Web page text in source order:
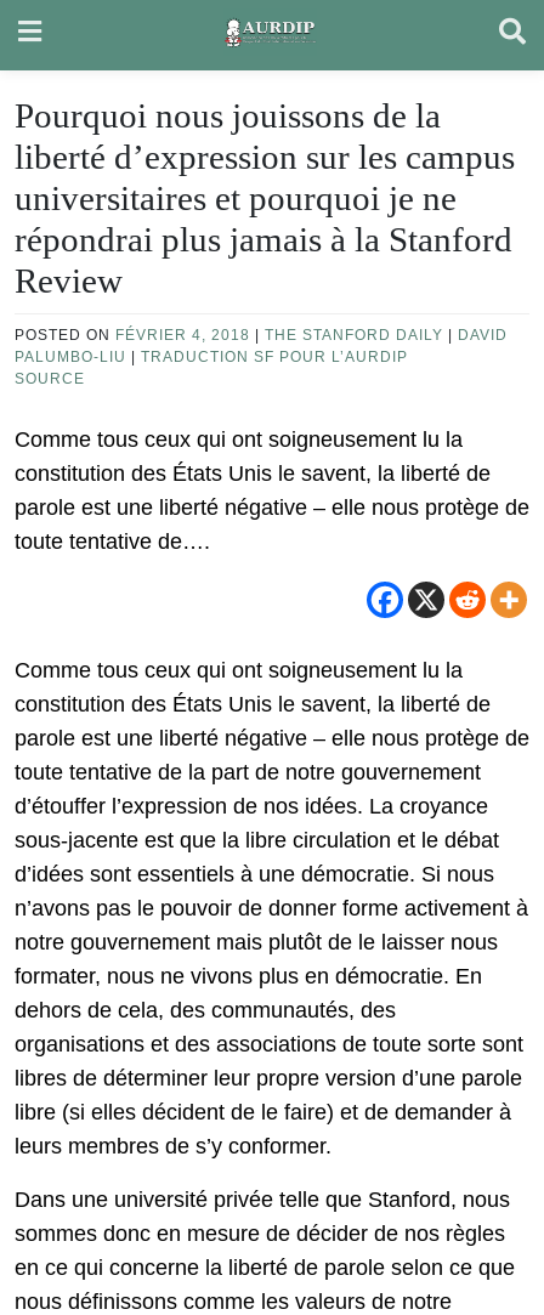
content
Pourquoi nous jouissons de la
liberté d’expression sur les campus
universitaires et pourquoi je ne
répondrai plus jamais à la Stanford
Review
POSTED ON FÉVRIER 4, 2018 THE STANFORD DAILY
DAVID
PALUMBO-LIU
TRADUCTION SF POUR L’AURDIP
SOURCE
Comme tous ceux qui ont soigneusement lu la
constitution des États Unis le savent, la liberté de
parole est une liberté négative – elle nous protège de
toute tentative de….
Comme tous ceux qui ont soigneusement lu la
constitution des États Unis le savent, la liberté de
parole est une liberté négative – elle nous protège de
toute tentative de la part de notre gouvernement
d’étouffer l’expression de nos idées. La croyance
sous-jacente est que la libre circulation et le débat
d’idées sont essentiels à une démocratie. Si nous
n’avons pas le pouvoir de donner forme activement à
notre gouvernement mais plutôt de le laisser nous
formater, nous ne vivons plus en démocratie. En
dehors de cela, des communautés, des
organisations et des associations de toute sorte sont
libres de déterminer leur propre version d’une parole
libre (si elles décident de le faire) et de demander à
leurs membres de s’y conformer.
Dans une université privée telle que Stanford, nous
sommes donc en mesure de décider de nos règles
en ce qui concerne la liberté de parole selon ce que
nous définissons comme les valeurs de notre